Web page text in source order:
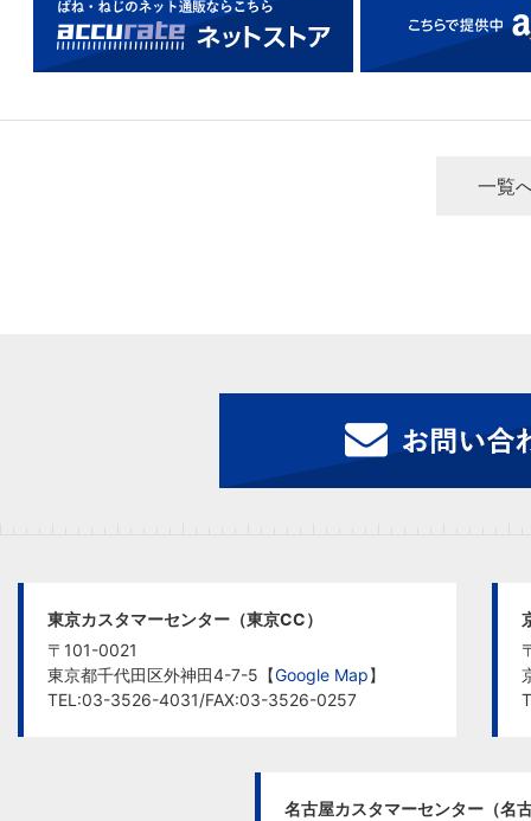
一覧
東京カスタマーセンター（東京CC）
〒101-0021
東京都千代田区外神田4-7-5【Google Map】
TEL:03-3526-4031/FAX:03-3526-0257
名古屋カスタマーセンター（名